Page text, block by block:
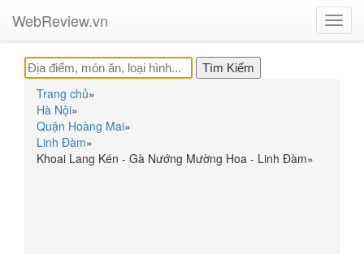
WebReview.vn
Trang chủ»
Hà Nội»
Quận Hoàng Mai»
Linh Đàm»
Khoai Lang Kén - Gà Nướng Mường Hoa - Linh Đàm»